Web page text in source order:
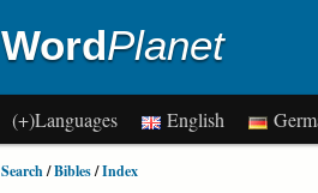
WordPlanet
(+)Languages English
Search/Bibles/Index